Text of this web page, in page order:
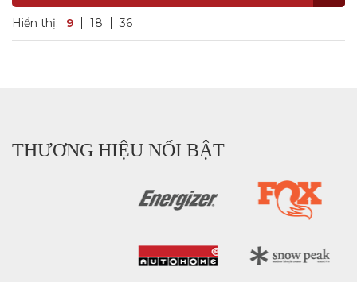
Hiển thị: 9 18 36
THƯƠNG HIỆU NỔI BẬT